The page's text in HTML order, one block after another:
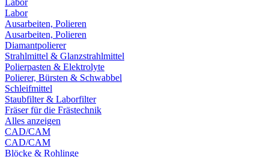
Labor
Labor
Ausarbeiten, Polieren
Ausarbeiten, Polieren
Diamantpolierer
Strahlmittel & Glanzstrahlmittel
Polierpasten & Elektrolyte
Polierer, Bürsten & Schwabbel
Schleifmittel
Staubfilter & Laborfilter
Fräser für die Frästechnik
Alles anzeigen
CAD/CAM
CAD/CAM
Blöcke & Rohlinge